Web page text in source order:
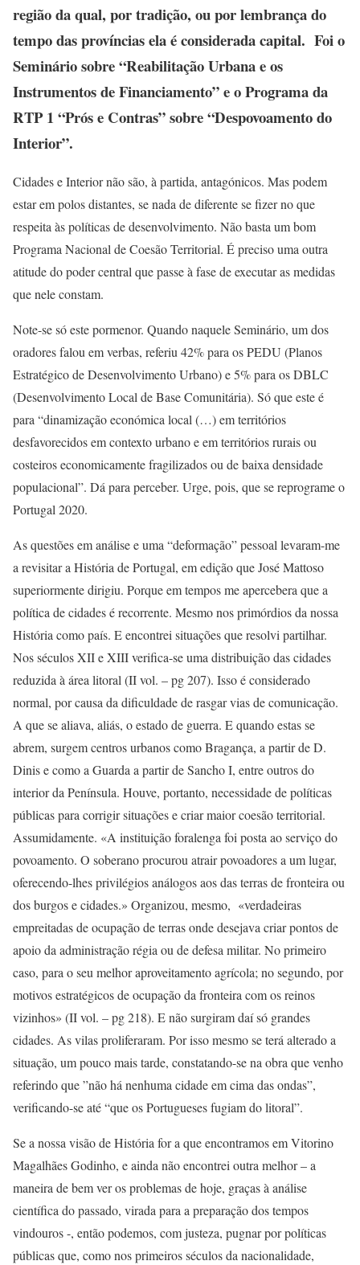
região da qual, por tradição, ou por lembrança do
tempo das províncias ela é considerada capital. Foi o
Seminário sobre “Reabilitação Urbana e os
Instrumentos de Financiamento” e o Programa da
RTP 1 “Prós e Contras” sobre “Despovoamento do
Interior”.
Cidades e Interior não são, à partida, antagónicos. Mas podem
estar em polos distantes, se nada de diferente se fizer no que
respeita às políticas de desenvolvimento. Não basta um bom
Programa Nacional de Coesão Territorial. É preciso uma outra
atitude do poder central que passe à fase de executar as medidas
que nele constam.
Note-se só este pormenor. Quando naquele Seminário, um dos
oradores falou em verbas, referiu 42% para os PEDU (Planos
Estratégico de Desenvolvimento Urbano) e 5% para os DBLC
(Desenvolvimento Local de Base Comunitária). Só que este é
para “dinamização económica local (…) em territórios
desfavorecidos em contexto urbano e em territórios rurais ou
costeiros economicamente fragilizados ou de baixa densidade
populacional”. Dá para perceber. Urge, pois, que se reprograme o
Portugal 2020.
As questões em análise e uma “deformação” pessoal levaram-me
a revisitar a História de Portugal, em edição que José Mattoso
superiormente dirigiu. Porque em tempos me apercebera que a
política de cidades é recorrente. Mesmo nos primórdios da nossa
História como país. E encontrei situações que resolvi partilhar.
Nos séculos XII e XIII verifica-se uma distribuição das cidades
reduzida à área litoral (II vol. – pg 207). Isso é considerado
normal, por causa da dificuldade de rasgar vias de comunicação.
A que se aliava, aliás, o estado de guerra. E quando estas se
abrem, surgem centros urbanos como Bragança, a partir de D.
Dinis e como a Guarda a partir de Sancho I, entre outros do
interior da Península. Houve, portanto, necessidade de políticas
públicas para corrigir situações e criar maior coesão territorial.
Assumidamente. «A instituição foralenga foi posta ao serviço do
povoamento. O soberano procurou atrair povoadores a um lugar,
oferecendo-lhes privilégios análogos aos das terras de fronteira ou
dos burgos e cidades.» Organizou, mesmo, «verdadeiras
empreitadas de ocupação de terras onde desejava criar pontos de
apoio da administração régia ou de defesa militar. No primeiro
caso, para o seu melhor aproveitamento agrícola; no segundo, por
motivos estratégicos de ocupação da fronteira com os reinos
vizinhos» (II vol. – pg 218). E não surgiram daí só grandes
cidades. As vilas proliferaram. Por isso mesmo se terá alterado a
situação, um pouco mais tarde, constatando-se na obra que venho
referindo que ”não há nenhuma cidade em cima das ondas”,
verificando-se até “que os Portugueses fugiam do litoral”.
Se a nossa visão de História for a que encontramos em Vitorino
Magalhães Godinho, e ainda não encontrei outra melhor – a
maneira de bem ver os problemas de hoje, graças à análise
científica do passado, virada para a preparação dos tempos
vindouros -, então podemos, com justeza, pugnar por políticas
públicas que, como nos primeiros séculos da nacionalidade,